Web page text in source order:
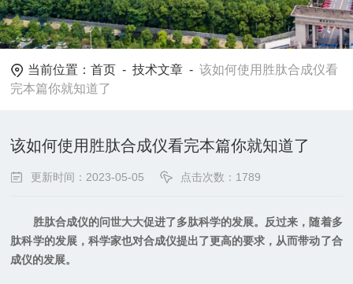
当前位置：首页 -技术文章 -该如何使用胜肽合成仪看
完本篇你就知道了
该如何使用胜肽合成仪看完本篇你就知道了
更新时间：2023-05-05 点击次数：1789
胜肽合成仪的问世大大促进了多肽科学的发展。反过来，随着多
肽科学的发展，科学家也对合成仪提出了更高的要求，从而带动了合
成仪的发展。